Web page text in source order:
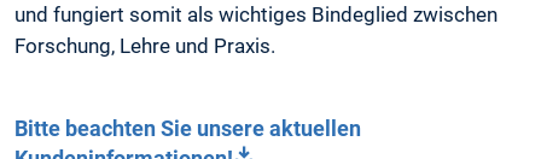
und fungiert somit als wichtiges Bindeglied zwischen
Forschung, Lehre und Praxis.
Bitte beachten Sie unsere aktuellen